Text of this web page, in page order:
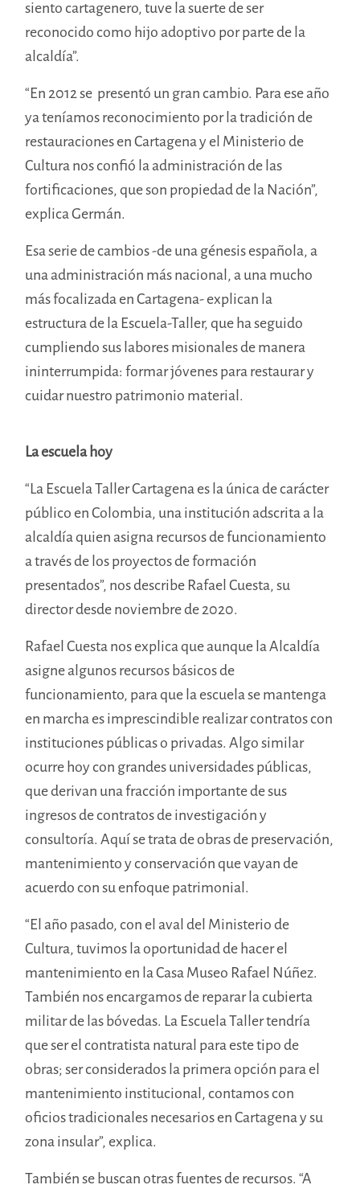
siento cartagenero, tuve la suerte de ser
reconocido como hijo adoptivo por parte de la
alcaldía”.
“En 2012 se presentó un gran cambio. Para ese año
ya teníamos reconocimiento por la tradición de
restauraciones en Cartagena y el Ministerio de
Cultura nos confió la administración de las
fortificaciones, que son propiedad de la Nación”,
explica Germán.
Esa serie de cambios -de una génesis española, a
una administración más nacional, a una mucho
más focalizada en Cartagena- explican la
estructura de la Escuela-Taller, que ha seguido
cumpliendo sus labores misionales de manera
ininterrumpida: formar jóvenes para restaurar y
cuidar nuestro patrimonio material.
La escuela hoy
“La Escuela Taller Cartagena es la única de carácter
público en Colombia, una institución adscrita a la
alcaldía quien asigna recursos de funcionamiento
a través de los proyectos de formación
presentados”, nos describe Rafael Cuesta, su
director desde noviembre de 2020.
Rafael Cuesta nos explica que aunque la Alcaldía
asigne algunos recursos básicos de
funcionamiento, para que la escuela se mantenga
en marcha es imprescindible realizar contratos con
instituciones públicas o privadas. Algo similar
ocurre hoy con grandes universidades públicas,
que derivan una fracción importante de sus
ingresos de contratos de investigación y
consultoría. Aquí se trata de obras de preservación,
mantenimiento y conservación que vayan de
acuerdo con su enfoque patrimonial.
“El año pasado, con el aval del Ministerio de
Cultura, tuvimos la oportunidad de hacer el
mantenimiento en la Casa Museo Rafael Núñez.
También nos encargamos de reparar lacubierta
militar de las bóvedas. La Escuela Taller tendría
que ser el contratista natural para este tipo de
obras; ser considerados la primera opción para el
mantenimiento institucional, contamos con
oficios tradicionales necesarios en Cartagena y su
zona insular”, explica.
También se buscan otras fuentes de recursos. “A